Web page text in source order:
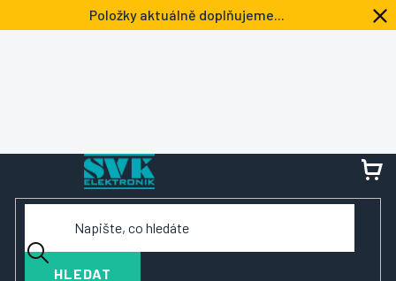
na
Položky aktuálně doplňujeme...
HLEDAT